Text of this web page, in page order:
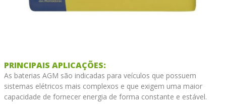
PRINCIPAIS APLICAÇÕES:
As baterias AGM são indicadas para veículos que possuem
sistemas elétricos mais complexos e que exigem uma maior
capacidade de fornecer energia de forma constante e estável.